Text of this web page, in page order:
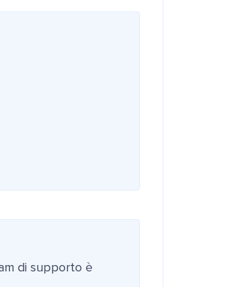
di supporto è